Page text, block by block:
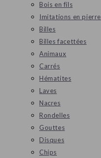
Bois en fils
Imitations en pierre
Billes
Billes facettées
Animaux
Carrés
Hématites
Laves
Nacres
Rondelles
Gouttes
Disques
Chips